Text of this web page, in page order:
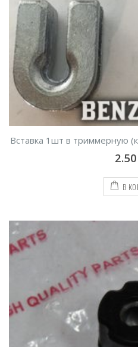
Вставка 1шт в триммерную
2.50
В